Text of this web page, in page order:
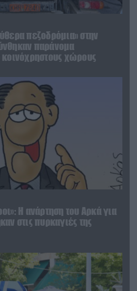
πεζοδρόμια» στην
παράνομα
κοινόχρηστους χώρους
Η ανάρτηση του Αρκά για
στις πυρκαγιές της